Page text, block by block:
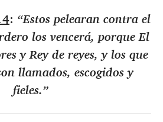
: “Estos pelearan contra el
los vencerá, porque El
y Rey de reyes, y los que
llamados, escogidos y
fieles.”